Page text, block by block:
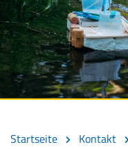
Startseite Kontakt